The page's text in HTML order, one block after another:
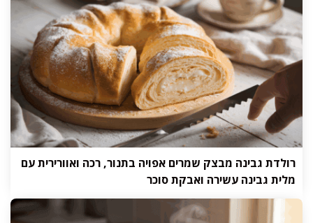
רולדת גבינה מבצק שמרים אפויה בתנור, רכה ואוורירית עם
מלית גבינה עשירה ואבקת סוכר